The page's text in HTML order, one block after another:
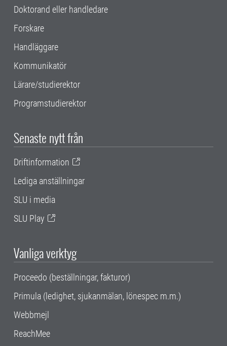
Doktorand eller handledare
Forskare
Handläggare
Kommunikatör
Lärare/studierektor
Programstudierektor
Senaste nytt från
Driftinformation
Lediga anställningar
SLU i media
SLU Play
Vanliga verktyg
Proceedo (beställningar, fakturor)
Primula (ledighet, sjukanmälan, lönespec m.m.)
Webbmejl
ReachMee